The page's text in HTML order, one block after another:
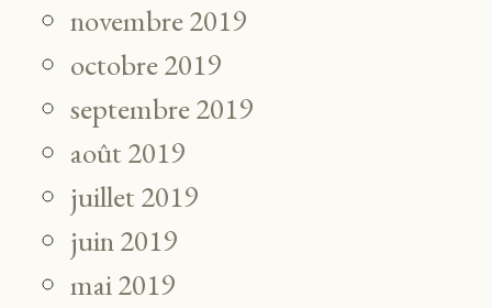
novembre 2019
octobre 2019
septembre 2019
août 2019
juillet 2019
juin 2019
mai 2019